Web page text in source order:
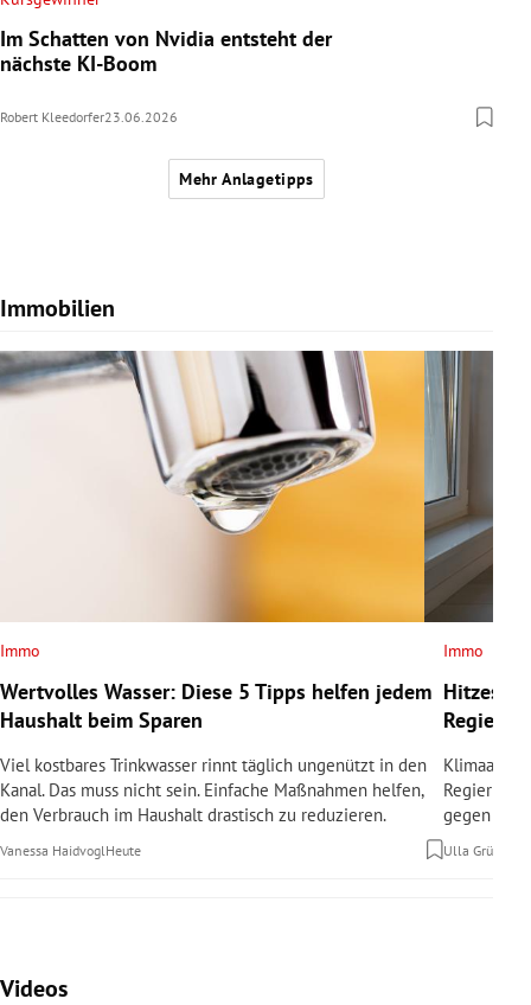
Im Schatten von Nvidia entsteht der
nächste KI-Boom
Robert Kleedorfer23.06.2026
Mehr Anlagetipps
Immobilien
Slide 1 von 7
Immo
Wertvolles Wasser: Diese 5 Tipps helfen jedem
Haushalt beim Sparen
Viel kostbares Trinkwasser rinnt täglich ungenützt in den
Kanal. Das muss nicht sein. Einfache Maßnahmen helfen,
den Verbrauch im Haushalt drastisch zu reduzieren.
Vanessa Haidvogl Heute
Immo
Regierung
gegen die
Ulla
Videos
Slide 1 von 7